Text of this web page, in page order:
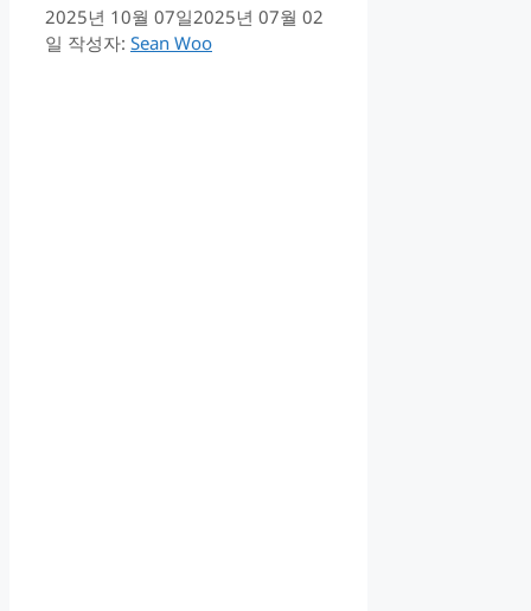
2025년 10월 07일2025년 07월 02
일 작성자: Sean Woo